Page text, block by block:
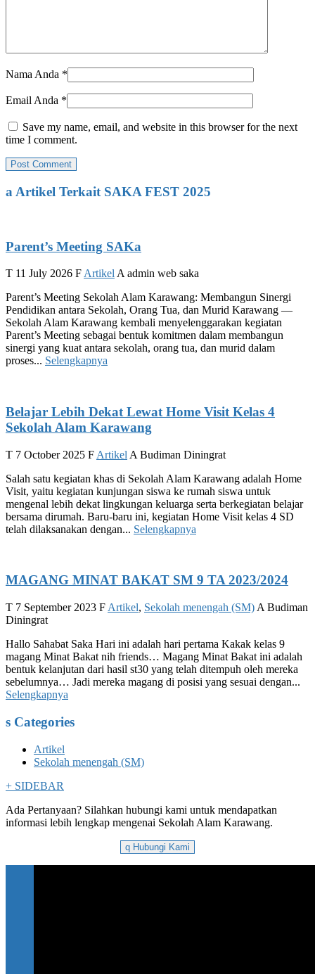
Nama Anda *
Email Anda *
Save my name, email, and website in this browser for the next
time I comment.
a Artikel Terkait SAKA FEST 2025
Parent’s Meeting SAKa
T 11 July 2026 F Artikel A admin web saka
Parent’s Meeting Sekolah Alam Karawang: Membangun Sinergi
Pendidikan antara Sekolah, Orang Tua, dan Murid Karawang —
Sekolah Alam Karawang kembali menyelenggarakan kegiatan
Parent’s Meeting sebagai bentuk komitmen dalam membangun
sinergi yang kuat antara sekolah, orang tua, dan murid dalam
proses... Selengkapnya
Belajar Lebih Dekat Lewat Home Visit Kelas 4
Sekolah Alam Karawang
T 7 October 2025 F Artikel A Budiman Diningrat
Salah satu kegiatan khas di Sekolah Alam Karawang adalah Home
Visit, yaitu kegiatan kunjungan siswa ke rumah siswa untuk
mengenal lebih dekat lingkungan keluarga serta berkegiatan belajar
bersama dirumah. Baru-baru ini, kegiatan Home Visit kelas 4 SD
telah dilaksanakan dengan... Selengkapnya
MAGANG MINAT BAKAT SM 9 TA 2023/2024
T 7 September 2023 F Artikel, Sekolah menengah (SM) A Budiman
Diningrat
Hallo Sahabat Saka Hari ini adalah hari pertama Kakak kelas 9
magang Minat Bakat nih friends… Magang Minat Bakat ini adalah
bentuk kelanjutan dari hasil st30 yang telah ditempuh oleh mereka
sebelumnya… Jadi mereka magang di posisi yang sesuai dengan...
Selengkapnya
s Categories
Artikel
Sekolah menengah (SM)
+ SIDEBAR
Ada Pertanyaan? Silahkan hubungi kami untuk mendapatkan
informasi lebih lengkap mengenai Sekolah Alam Karawang.
q Hubungi Kami